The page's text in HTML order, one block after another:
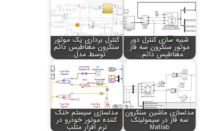
شبیه سازی کنترل دور
موتور سنکرون سه فاز
مغناطیس دائم…
کنترل برداری یک موتور
سنکرون مغناطیس دائم
توسط مدل…
مدلسازی ماشین سنکرون
سه فاز در سیمولینک
Matlab
مدلسازی سیستم خنک
کننده موتور خودرو در
نرم افزار متلب